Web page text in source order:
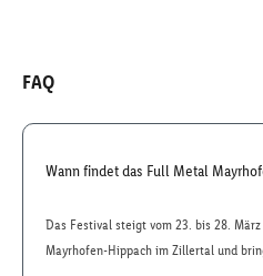
FAQ
Wann findet das Full Metal
Das Festival steigt vom 23. bis 28.
Mayrhofen-Hippach im Zillertal und